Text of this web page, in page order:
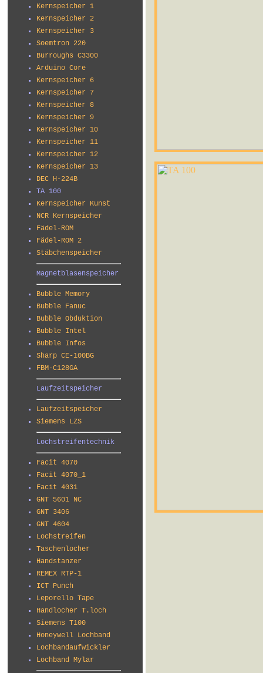
Kernspeicher 1
Kernspeicher 2
Kernspeicher 3
Soemtron 220
Burroughs C3300
Arduino Core
Kernspeicher 6
Kernspeicher 7
Kernspeicher 8
Kernspeicher 9
Kernspeicher 10
Kernspeicher 11
Kernspeicher 12
Kernspeicher 13
DEC H-224B
TA 100
Kernspeicher Kunst
NCR Kernspeicher
Fädel-ROM
Fädel-ROM 2
Stäbchenspeicher
Magnetblasenspeicher
Bubble Memory
Bubble Fanuc
Bubble Obduktion
Bubble Intel
Bubble Infos
Sharp CE-100BG
FBM-C128GA
Laufzeitspeicher
Laufzeitspeicher
Siemens LZS
Lochstreifentechnik
Facit 4070
Facit 4070_1
Facit 4031
GNT 5601 NC
GNT 3406
GNT 4604
Lochstreifen
Taschenlocher
Handstanzer
REMEX RTP-1
ICT Punch
Leporello Tape
Handlocher T.loch
Siemens T100
Honeywell Lochband
Lochbandaufwickler
Lochband Mylar